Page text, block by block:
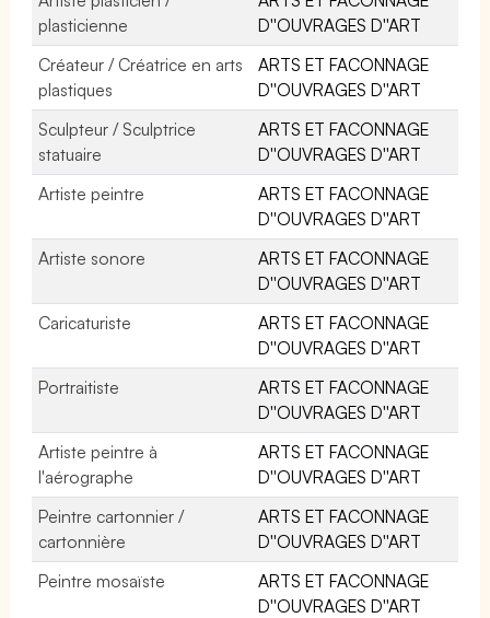
plasticienne
D''OUVRAGES D''ART
Créateur / Créatrice en arts
plastiques
ARTS ET FACONNAGE
D''OUVRAGES D''ART
Sculpteur / Sculptrice
statuaire
ARTS ET FACONNAGE
D''OUVRAGES D''ART
Artiste peintre
ARTS ET FACONNAGE
D''OUVRAGES D''ART
Artiste sonore
ARTS ET FACONNAGE
D''OUVRAGES D''ART
Caricaturiste
ARTS ET FACONNAGE
D''OUVRAGES D''ART
Portraitiste
ARTS ET FACONNAGE
D''OUVRAGES D''ART
Artiste peintre à
l'aérographe
ARTS ET FACONNAGE
D''OUVRAGES D''ART
Peintre cartonnier /
cartonnière
ARTS ET FACONNAGE
D''OUVRAGES D''ART
Peintre mosaïste
ARTS ET FACONNAGE
D''OUVRAGES D''ART